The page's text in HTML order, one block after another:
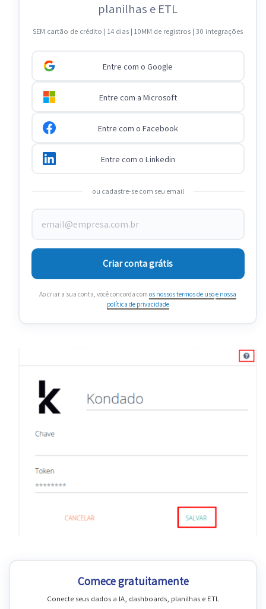
planilhas e ETL
SEM cartão de crédito | 14 dias | 10MM de registros | 30 integrações
Entre com o Google
Entre com a Microsoft
Entre com o Facebook
Entre com o Linkedin
ou cadastre-se com seu email
Criar conta grátis
Ao criar a sua conta, você concorda com os nossos termos de usoe nossa
política de privacidade
Comece gratuitamente
Conecte seus dados a IA, dashboards, planilhas e ETL